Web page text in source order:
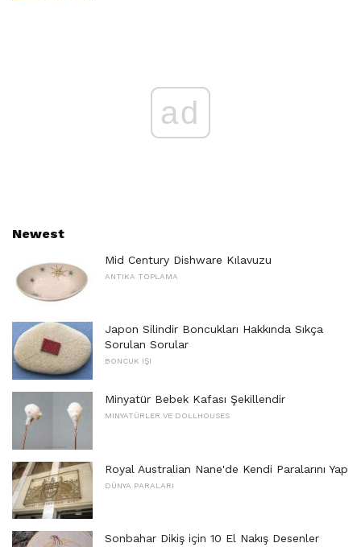
ad
Newest
Mid Century Dishware Kılavuzu
ANTIKA TOPLAMA
Japon Silindir Boncukları Hakkında Sıkça
Sorulan Sorular
BONCUK IŞI
Minyatür Bebek Kafası Şekillendir
MINYATÜRLER VE DOLLHOUSES
Royal Australian Nane'de Kendi Paralarını Yap
DÜNYA PARALARI
Sonbahar Dikiş için 10 El Nakış Desenler